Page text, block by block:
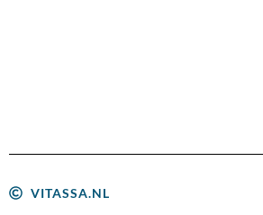
VITASSA.NL